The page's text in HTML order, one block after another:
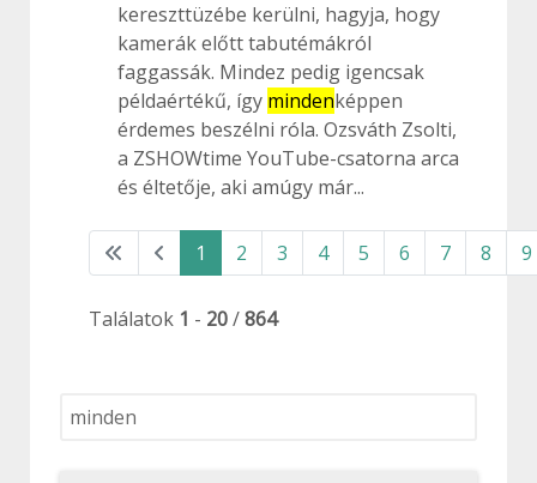
kereszttüzébe kerülni, hagyja, hogy
kamerák előtt tabutémákról
faggassák. Mindez pedig igencsak
példaértékű, így mindenképpen
érdemes beszélni róla. Ozsváth Zsolti,
a ZSHOWtime YouTube-csatorna arca
és éltetője, aki amúgy már...
1 2 3 4 5 6 7 8 9
Találatok 1 - 20/864
Keresés...